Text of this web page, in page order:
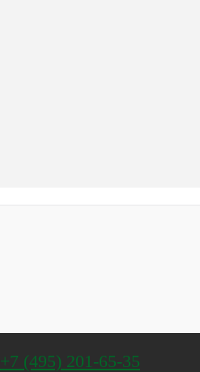
+7 (495) 201-65-35